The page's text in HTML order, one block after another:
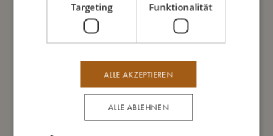
Targeting Funktionalität
ALLE AKZEPTIEREN
ALLE ABLEHNEN